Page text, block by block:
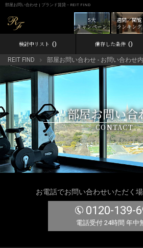
部屋お問い合わせ | ブランド賃貸－REIT FIND
週間／閲覧
ランキング
5大
キャンペーン
検討中リスト 0 保存した条件 0
REIT FIND 部屋お問い合わせ - お問い合わせ
部屋お問い合
CONTACT
お電話でお問い合わせいただく
0120-139-
電話受付 24時間 年中